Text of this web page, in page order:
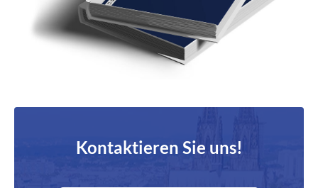
Kontaktieren Sie uns!